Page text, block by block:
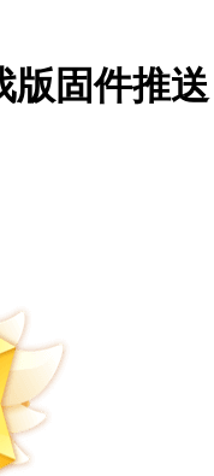
版固件推送